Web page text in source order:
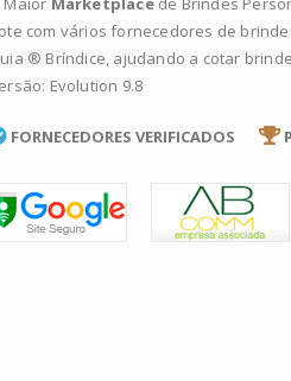
com vários fornecedores de
® Bríndice, ajudando a cotar
Evolution 9.8
FORNECEDORES VERIFICADOS